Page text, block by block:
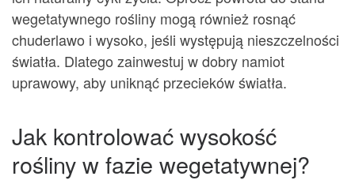
wegetatywnego rośliny mogą również rosnąć
chuderlawo i wysoko, jeśli występują nieszczelności
światła. Dlatego zainwestuj w dobry namiot
uprawowy, aby uniknąć przecieków światła.
Jak kontrolować wysokość
rośliny w fazie wegetatywnej?